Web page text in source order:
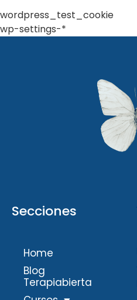
wordpress_test_cookie
wp-settings-*
Secciones
Home
Blog
Terapiabierta